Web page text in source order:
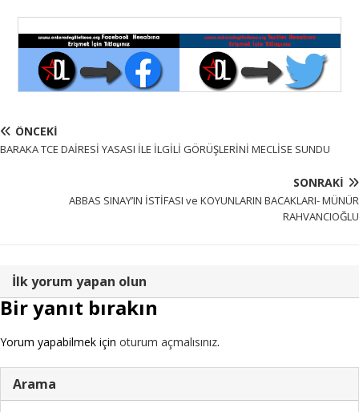
ÖNCEKI
BARAKA TCE DAİRESİ YASASI İLE İLGİLİ GÖRÜŞLERİNİ MECLİSE SUNDU
SONRAKI
ABBAS SINAY’IN İSTİFASI ve KOYUNLARIN BACAKLARI- MÜNÜR
RAHVANCIOĞLU
İlk yorum yapan olun
Bir yanıt bırakın
Yorum yapabilmek için oturum açmalısınız.
Arama